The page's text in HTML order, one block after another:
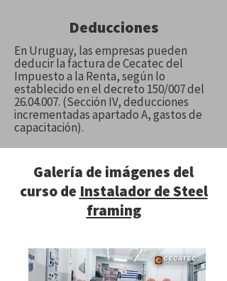
Deducciones
En Uruguay, las empresas pueden
deducir la factura de Cecatec del
Impuesto a la Renta, según lo
establecido en el decreto 150/007 del
26.04.007. (Sección IV, deducciones
incrementadas apartado A, gastos de
capacitación).
Galería de imágenes del
curso de Instalador de Steel
framing